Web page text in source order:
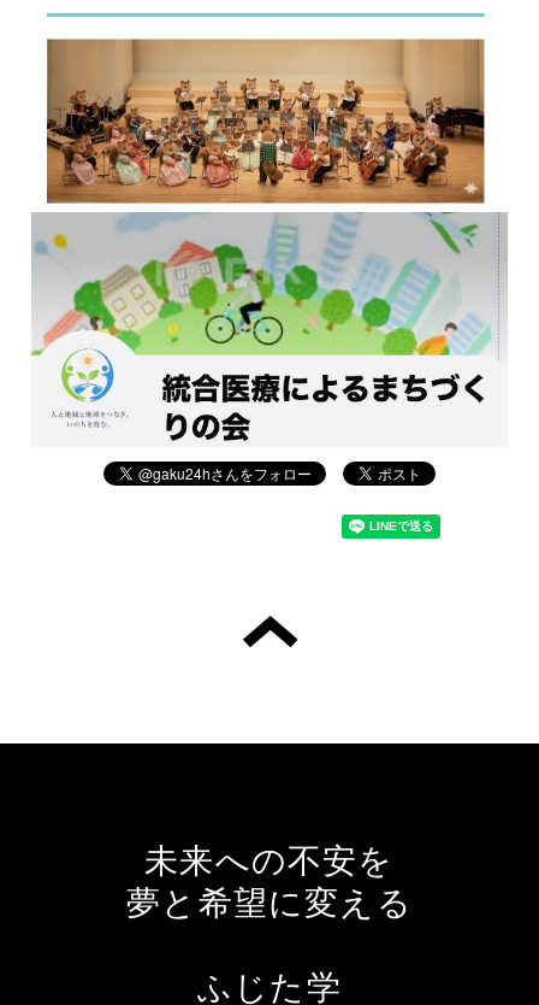
未来への不安を
夢と希望に変える
ふじた学